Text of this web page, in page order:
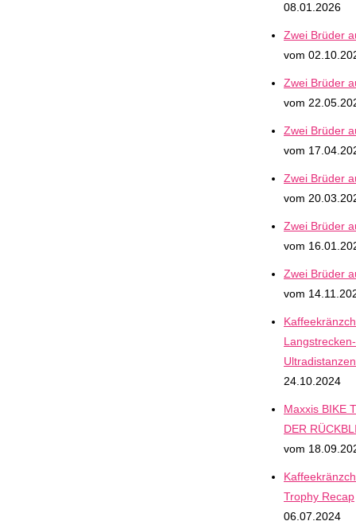
08.01.2026
Zwei Brüder
vom
Zwei Brüder
vom
Zwei Brüder
vom
Zwei Brüder
vom
Zwei Brüder
vom
Zwei Brüder
vom
Ultradistanzen
24.10.2024
Maxxis BIKE
DER
vom
Trophy Recap
06.07.2024